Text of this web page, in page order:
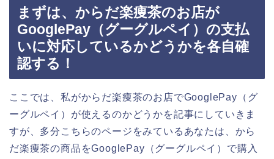
まずは、からだ楽痩茶のお店が
GooglePay（グーグルペイ）の支払
いに対応しているかどうかを各自確
認する！
ここでは、私がからだ楽痩茶のお店でGooglePay（グ
ーグルペイ）が使えるのかどうかを記事にしていきま
すが、多分こちらのページをみているあなたは、から
だ楽痩茶の商品をGooglePay（グーグルペイ）で購入